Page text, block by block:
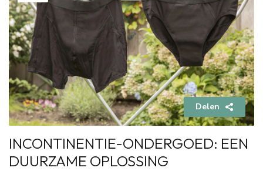
Delen
INCONTINENTIE-ONDERGOED: EEN
DUURZAME OPLOSSING